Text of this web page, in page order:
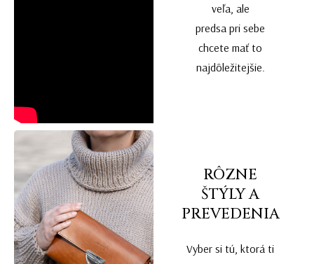
veľa, ale
predsa pri sebe
chcete mať to
najdôležitejšie.
RÔZNE
ŠTÝLY A
PREVEDENIA
Vyber si tú, ktorá ti